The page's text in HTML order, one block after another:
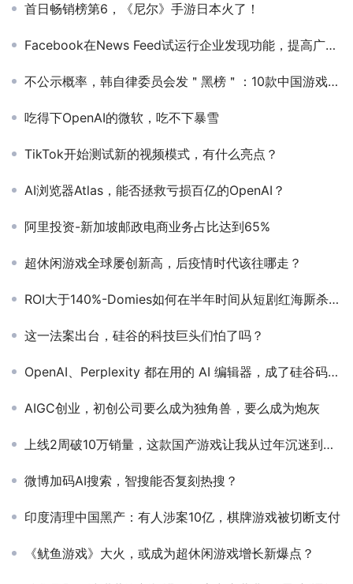
首日畅销榜第6，《尼尔》手游日本火了！
Facebook在News Feed试运行企业发现功能，提高广告掌控力
不公示概率，韩自律委员会发＂黑榜＂：10款中国游戏在列
吃得下OpenAI的微软，吃不下暴雪
TikTok开始测试新的视频模式，有什么亮点？
AI浏览器Atlas，能否拯救亏损百亿的OpenAI？
阿里投资-新加坡邮政电商业务占比达到65%
超休闲游戏全球屡创新高，后疫情时代该往哪走？
ROI大于140%-Domies如何在半年时间从短剧红海厮杀出圈
这一法案出台，硅谷的科技巨头们怕了吗？
OpenAI、Perplexity 都在用的 AI 编辑器，成了硅谷码农最爱
AIGC创业，初创公司要么成为独角兽，要么成为炮灰
上线2周破10万销量，这款国产游戏让我从过年沉迷到现在
微博加码AI搜索，智搜能否复刻热搜？
印度清理中国黑产：有人涉案10亿，棋牌游戏被切断支付
《鱿鱼游戏》大火，或成为超休闲游戏增长新爆点？